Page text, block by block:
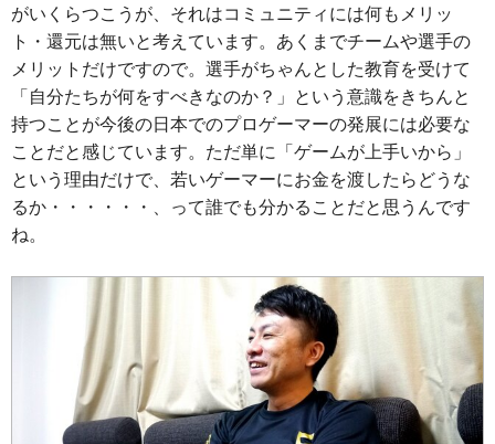
がいくらつこうが、それはコミュニティには何もメリッ
ト・還元は無いと考えています。あくまでチームや選手の
メリットだけですので。選手がちゃんとした教育を受けて
「自分たちが何をすべきなのか？」という意識をきちんと
持つことが今後の日本でのプロゲーマーの発展には必要な
ことだと感じています。ただ単に「ゲームが上手いから」
という理由だけで、若いゲーマーにお金を渡したらどうな
るか・・・・・・、って誰でも分かることだと思うんです
ね。